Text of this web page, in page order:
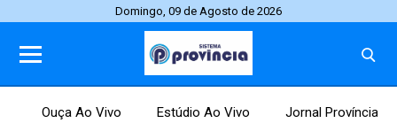
Domingo, 09 de Agosto de 2026
Ouça Ao Vivo Estúdio Ao Vivo Jornal Província